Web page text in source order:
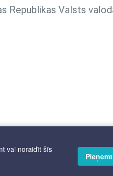
Republikas Valsts
vai noraidīt šīs